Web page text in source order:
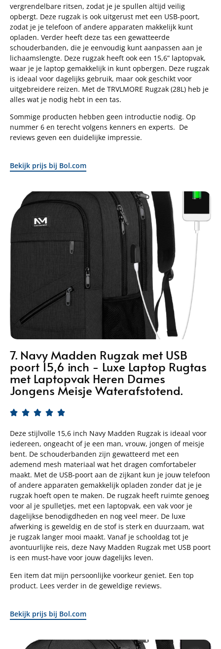
vergrendelbare ritsen, zodat je je spullen altijd veilig
opbergt. Deze rugzak is ook uitgerust met een USB-poort,
zodat je je telefoon of andere apparaten makkelijk kunt
opladen. Verder heeft deze tas een gewatteerde
schouderbanden, die je eenvoudig kunt aanpassen aan je
lichaamslengte. Deze rugzak heeft ook een 15,6” laptopvak,
waar je je laptop gemakkelijk in kunt opbergen. Deze rugzak
is ideaal voor dagelijks gebruik, maar ook geschikt voor
uitgebreidere reizen. Met de TRVLMORE Rugzak (28L) heb je
alles wat je nodig hebt in een tas.
Sommige producten hebben geen introductie nodig. Op
nummer 6 en terecht volgens kenners en experts. De
reviews geven een duidelijke impressie.
Bekijk prijs bij Bol.com
7. Navy Madden Rugzak met USB
poort 15,6 inch - Luxe Laptop Rugtas
met Laptopvak Heren Dames
Jongens Meisje Waterafstotend.
    
Deze stijlvolle 15,6 inch Navy Madden Rugzak is ideaal voor
iedereen, ongeacht of je een man, vrouw, jongen of meisje
bent. De schouderbanden zijn gewatteerd met een
ademend mesh materiaal wat het dragen comfortabeler
maakt. Met de USB-poort aan de zijkant kun je jouw telefoon
of andere apparaten gemakkelijk opladen zonder dat je je
rugzak hoeft open te maken. De rugzak heeft ruimte genoeg
voor al je spulletjes, met een laptopvak, een vak voor je
dagelijkse benodigdheden en nog veel meer. De luxe
afwerking is geweldig en de stof is sterk en duurzaam, wat
je rugzak langer mooi maakt. Vanaf je schooldag tot je
avontuurlijke reis, deze Navy Madden Rugzak met USB poort
is een must-have voor jouw dagelijks leven.
Een item dat mijn persoonlijke voorkeur geniet. Een top
product. Lees verder in de geweldige reviews.
Bekijk prijs bij Bol.com